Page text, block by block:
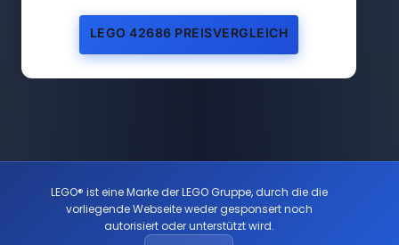
LEGO 42686 PREISVERGLEICH
LEGO® ist eine Marke der LEGO Gruppe, durch die die
vorliegende Webseite weder gesponsert noch
autorisiert oder unterstützt wird.